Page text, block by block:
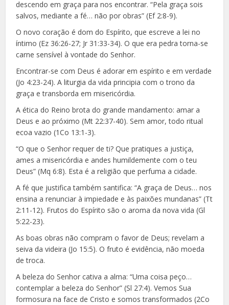
descendo em graça para nos encontrar. “Pela graça sois
salvos, mediante a fé… não por obras” (Ef 2:8-9).
O novo coração é dom do Espírito, que escreve a lei no
íntimo (Ez 36:26-27; Jr 31:33-34). O que era pedra torna-se
carne sensível à vontade do Senhor.
Encontrar-se com Deus é adorar em espírito e em verdade
(Jo 4:23-24). A liturgia da vida principia com o trono da
graça e transborda em misericórdia.
A ética do Reino brota do grande mandamento: amar a
Deus e ao próximo (Mt 22:37-40). Sem amor, todo ritual
ecoa vazio (1Co 13:1-3).
“O que o Senhor requer de ti? Que pratiques a justiça,
ames a misericórdia e andes humildemente com o teu
Deus” (Mq 6:8). Esta é a religião que perfuma a cidade.
A fé que justifica também santifica: “A graça de Deus… nos
ensina a renunciar à impiedade e às paixões mundanas” (Tt
2:11-12). Frutos do Espírito são o aroma da nova vida (Gl
5:22-23).
As boas obras não compram o favor de Deus; revelam a
seiva da videira (Jo 15:5). O fruto é evidência, não moeda
de troca.
A beleza do Senhor cativa a alma: “Uma coisa peço…
contemplar a beleza do Senhor” (Sl 27:4). Vemos Sua
formosura na face de Cristo e somos transformados (2Co